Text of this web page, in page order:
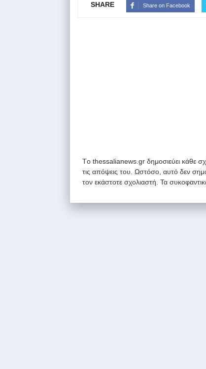
SHARE Share on Facebook
Tο thessalianews.gr δημοσιεύει κάθε
τις απόψεις του. Ωστόσο, αυτό δεν
τον εκάστοτε σχολιαστή. Τα